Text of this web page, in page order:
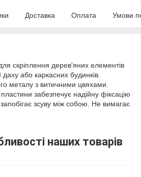
Доставка Оплата Умови
скріплення дерев'яних елементів
даху або каркасних будинків.
металу з витичними цвяхами.
забезпечує надійну фіксацію
зсуву між собою. Не вимагає
наших товарів